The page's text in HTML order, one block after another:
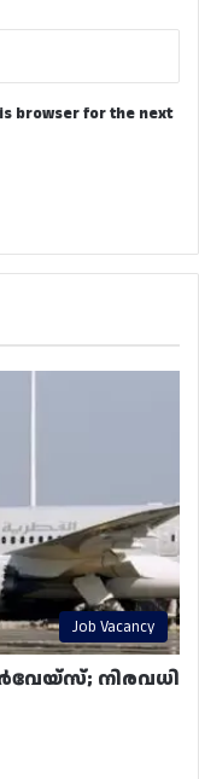
browser for the next
Job Vacancy
നിരവധി